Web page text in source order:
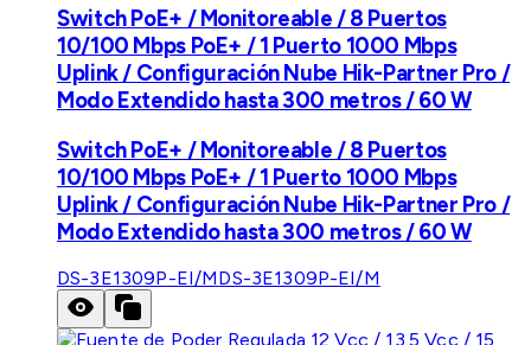
Switch PoE+ / Monitoreable / 8 Puertos
10/100 Mbps PoE+ / 1 Puerto 1000 Mbps
Uplink / Configuración Nube Hik-Partner Pro /
Modo Extendido hasta 300 metros / 60 W
Switch PoE+ / Monitoreable / 8 Puertos
10/100 Mbps PoE+ / 1 Puerto 1000 Mbps
Uplink / Configuración Nube Hik-Partner Pro /
Modo Extendido hasta 300 metros / 60 W
DS-3E1309P-EI/MDS-3E1309P-EI/M